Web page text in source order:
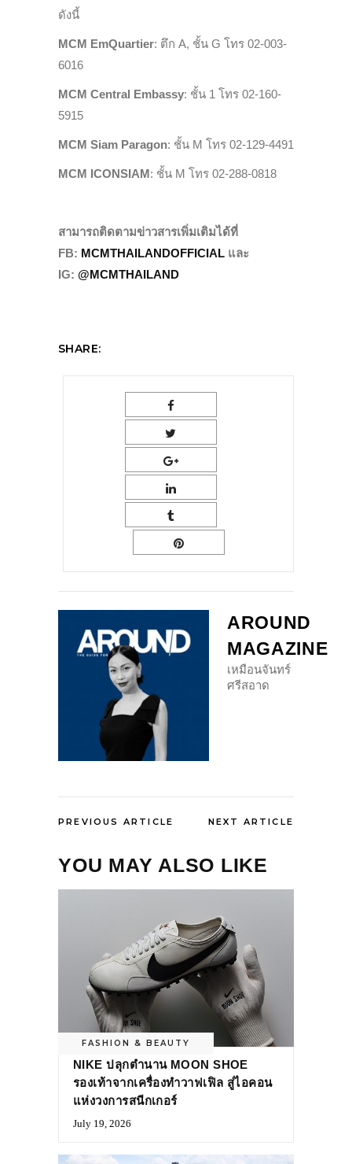
ดังนี้
MCM EmQuartier: ตึก A, ชั้น G โทร 02-003-
6016
MCM Central Embassy: ชั้น 1 โทร 02-160-
5915
MCM Siam Paragon: ชั้น M โทร 02-129-4491
MCM ICONSIAM: ชั้น M โทร 02-288-0818
สามารถติดตามข่าวสารเพิ่มเติมได้ที่
FB: MCMTHAILANDOFFICIAL และ
IG: @MCMTHAILAND
SHARE:
AROUND
MAGAZINE
เหมือนจันทร์
ศรีสอาด
PREVIOUS ARTICLE NEXT ARTICLE
YOU MAY ALSO LIKE
FASHION & BEAUTY
NIKE ปลุกตำนาน MOON SHOE
รองเท้าจากเครื่องทำวาฟเฟิล สู่ไอคอน
แห่งวงการสนีกเกอร์
July 19, 2026